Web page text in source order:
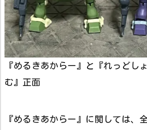
『めるきあからー』と『れっどし
む』正面
『めるきあからー』に関しては、